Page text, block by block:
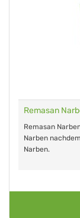
Remasan
Remasan
Narben
Narben.